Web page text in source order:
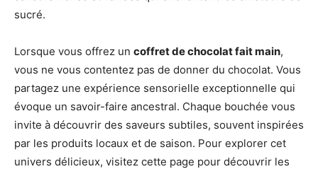
sucré.
Lorsque vous offrez un coffret de chocolat fait main,
vous ne vous contentez pas de donner du chocolat. Vous
partagez une expérience sensorielle exceptionnelle qui
évoque un savoir-faire ancestral. Chaque bouchée vous
invite à découvrir des saveurs subtiles, souvent inspirées
par les produits locaux et de saison. Pour explorer cet
univers délicieux, visitez cette page pour découvrir les